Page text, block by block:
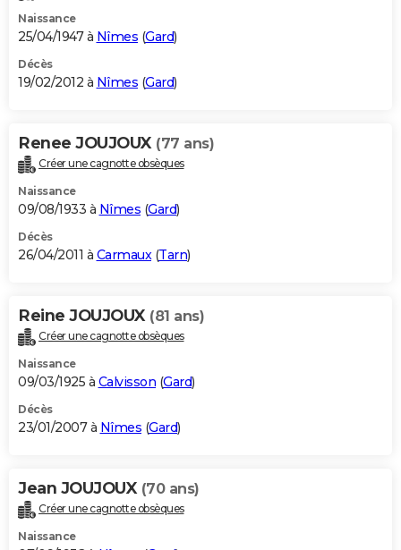
Naissance
25/04/1947 à Nîmes (Gard)
Décès
19/02/2012 à Nîmes (Gard)
Renee JOUJOUX (77 ans)
Créer une cagnotte obsèques
Naissance
09/08/1933 à Nîmes (Gard)
Décès
26/04/2011 à Carmaux(Tarn)
Reine JOUJOUX (81 ans)
Créer une cagnotte obsèques
Naissance
09/03/1925 à Calvisson (Gard)
Décès
23/01/2007 à Nîmes (Gard)
Jean JOUJOUX (70 ans)
Créer une cagnotte obsèques
Naissance